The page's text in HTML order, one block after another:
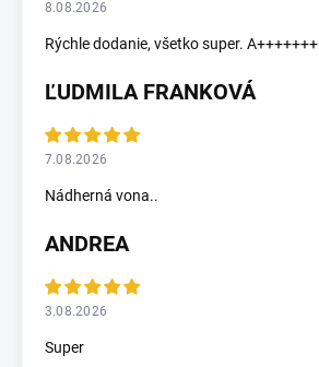
8.08.2026
Rýchle dodanie, všetko super. A+++++++
ĽUDMILA FRANKOVÁ
7.08.2026
Nádherná vona..
ANDREA
3.08.2026
Super